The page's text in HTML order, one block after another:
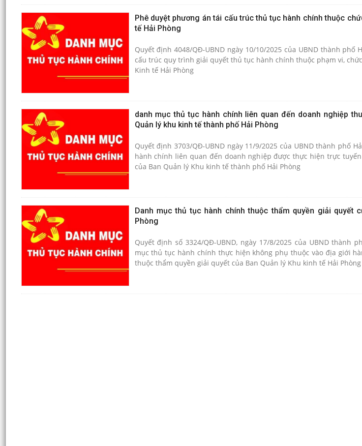
Phê duyệt phương án tái cấu trúc thủ tục hành chính thuộc
tế Hải Phòng
Quyết định 4048/QĐ-UBND ngày 10/10/2025 của UBND thành phố
cấu trúc quy trình giải quyết thủ tục hành chính thuộc phạm vi,
Kinh tế Hải Phòng
danh mục thủ tục hành chính liên quan đến doanh nghiệp
Quản lý khu kinh tế thành phố Hải Phòng
Quyết định 3703/QĐ-UBND ngày 11/9/2025 của UBND thành phố
hành chính liên quan đến doanh nghiệp được thực hiện trực
của Ban Quản lý Khu kinh tế thành phố Hải Phòng
Danh mục thủ tục hành chính thuộc thẩm quyền giải quyết
Phòng
Quyết định số 3324/QĐ-UBND, ngày 17/8/2025 của UBND thành
mục thủ tục hành chính thực hiện không phụ thuộc vào địa giới
thuộc thẩm quyền giải quyết của Ban Quản lý Khu kinh tế Hải Phòng